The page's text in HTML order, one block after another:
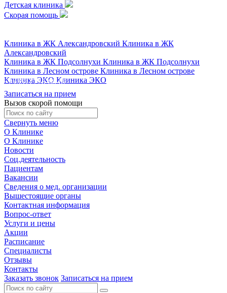
Детская клиника
Скорая помощь
Клиника в ЖК Александровский Клиника в ЖК
Александровский
Клиника в ЖК Подсолнухи Клиника в ЖК Подсолнухи
Клиника в Лесном острове Клиника в Лесном острове
Клиника ЭКО Клиника ЭКО
+7 (351) 778-88-87
Записаться на прием
Вызов скорой помощи
Свернуть меню
О Клинике
О Клинике
Новости
Соц.деятельность
Пациентам
Вакансии
Сведения о мед. организации
Вышестоящие органы
Контактная информация
Вопрос-ответ
Услуги и цены
Акции
Расписание
Специалисты
Отзывы
Контакты
Заказать звонок Записаться на прием